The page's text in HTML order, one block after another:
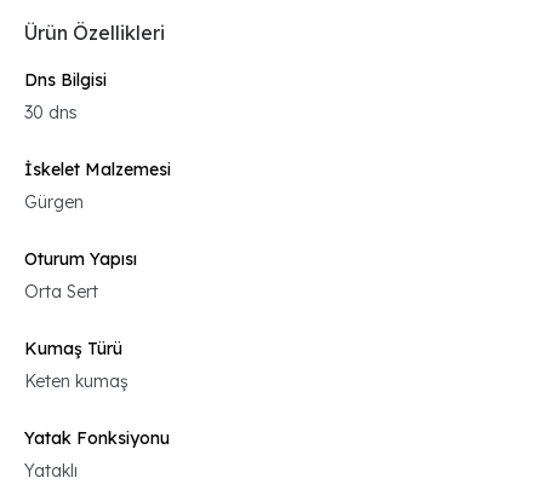
Ürün Özellikleri
Dns Bilgisi
30 dns
İskelet Malzemesi
Gürgen
Oturum Yapısı
Orta Sert
Kumaş Türü
Keten kumaş
Yatak Fonksiyonu
Yataklı